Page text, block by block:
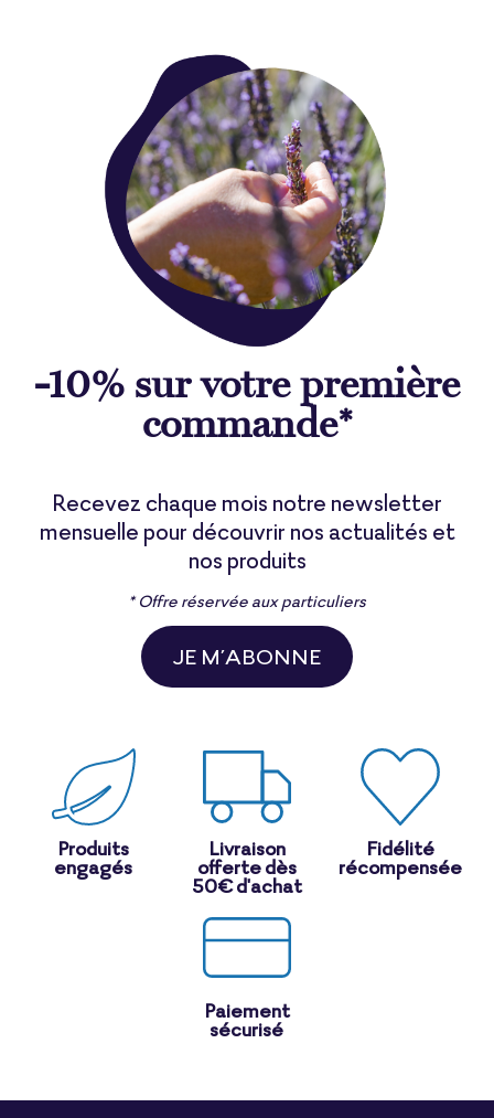
-10% sur votre première
commande*
Recevez chaque mois notre newsletter
mensuelle pour découvrir nos actualités et
nos produits
* Offre réservée aux particuliers
JE M’ABONNE
Produits
engagés
Livraison
offerte dès
50€ d'achat
Fidélité
récompensée
Paiement
sécurisé